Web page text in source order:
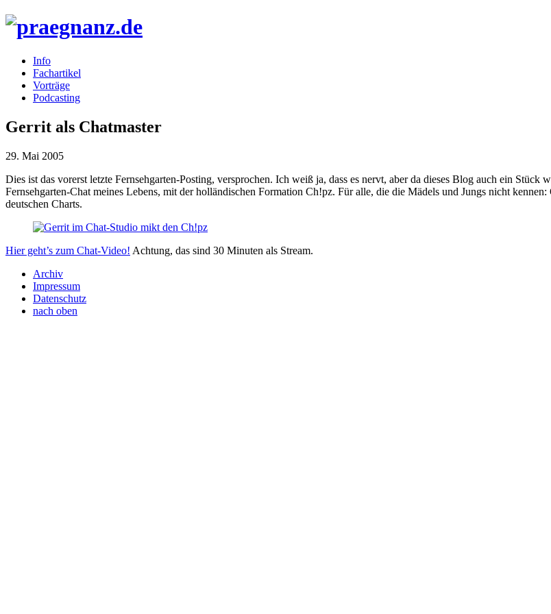
Info
Fachartikel
Vorträge
Podcasting
Gerrit als Chatmaster
29. Mai 2005
Dies ist das vorerst letzte Fernsehgarten-Posting, versprochen. Ich weiß ja, dass es nervt, aber da dieses Blog auch ein
Fernsehgarten-Chat meines Lebens, mit der holländischen Formation Ch!pz. Für alle, die die Mädels und Jungs nicht
deutschen Charts.
Hier geht’s zum Chat-Video! Achtung, das sind 30 Minuten als Stream.
Archiv
Impressum
Datenschutz
nach oben